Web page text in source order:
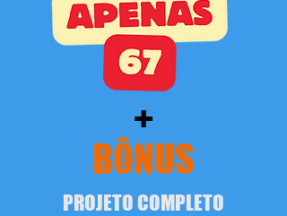
+
BÔNUS
PROJETO COMPLETO